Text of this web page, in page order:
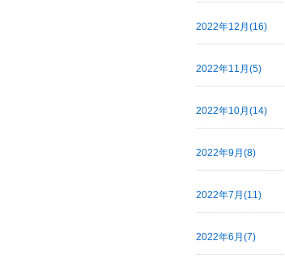
2022年12月(16)
2022年11月(5)
2022年10月(14)
2022年9月(8)
2022年7月(11)
2022年6月(7)